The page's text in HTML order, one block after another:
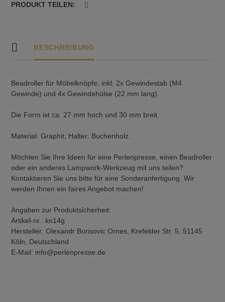
PRODUKT TEILEN:
BESCHREIBUNG
Beadroller für Möbelknöpfe, inkl. 2x Gewindestab (M4
Gewinde) und 4x Gewindehülse (22 mm lang).
Die Form ist ca. 27 mm hoch und 30 mm breit.
Material: Graphit, Halter: Buchenholz.
Möchten Sie Ihre Ideen für eine Perlenpresse, einen Beadroller
oder ein anderes Lampwork-Werkzeug mit uns teilen?
Kontaktieren Sie uns bitte für eine Sonderanfertigung. Wir
werden Ihnen ein faires Angebot machen!
Angaben zur Produktsicherheit:
Artikel-nr.: kn14g
Hersteller: Olexandr Borisovic Ornes, Krefelder Str. 5, 51145
Köln, Deutschland
E-Mail: info@perlenpresse.de